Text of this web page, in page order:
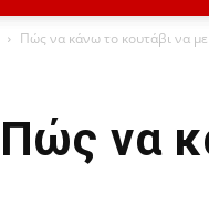
Πώς να κάνω το κουτάβι να
Πώς να